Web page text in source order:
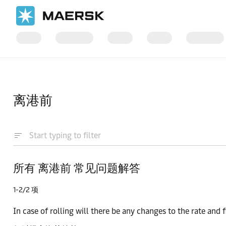
离港前
所有 离港前 常见问题解答
1-2/2 项
In case of rolling will there be any changes to the rate and